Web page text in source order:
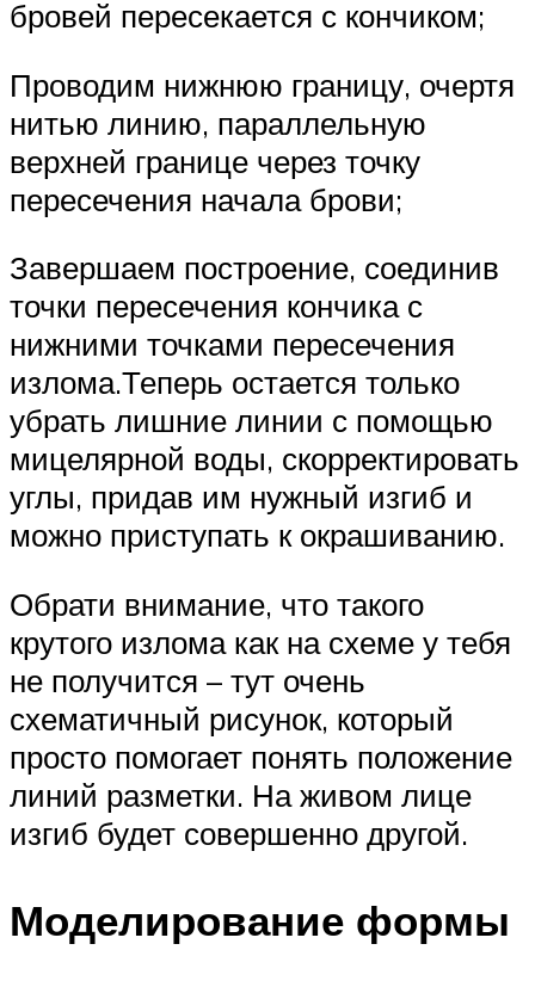
бровей пересекается с кончиком;
Проводим нижнюю границу, очертя
нитью линию, параллельную
верхней границе через точку
пересечения начала брови;
Завершаем построение, соединив
точки пересечения кончика с
нижними точками пересечения
излома.Теперь остается только
убрать лишние линии с помощью
мицелярной воды, скорректировать
углы, придав им нужный изгиб и
можно приступать к окрашиванию.
Обрати внимание, что такого
крутого излома как на схеме у тебя
не получится – тут очень
схематичный рисунок, который
просто помогает понять положение
линий разметки. На живом лице
изгиб будет совершенно другой.
Моделирование формы